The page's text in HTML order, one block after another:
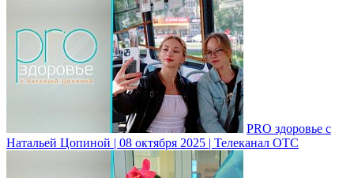
PRO здоровье с
Натальей Цопиной | 08 октября 2025 | Телеканал ОТС